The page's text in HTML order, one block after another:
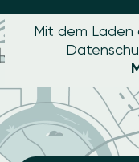
Mit dem Laden